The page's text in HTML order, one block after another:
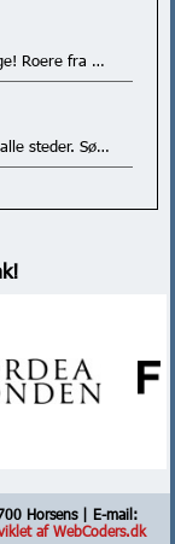
Roere fra …
steder. Sø…
Horsens | E-mail:
af WebCoders.dk